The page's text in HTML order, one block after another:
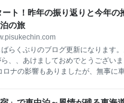
エクセルを使用した整理方法 リンク
どこ？ まとめ リンク切れ放置がダ
れがダメな理由は大きく３つあ
チャンネル作成しているので、タ
登録時のユーザー名のまま 連絡先メ
いるメールになっている 「チャンネ
と切り離したいなぁ」 と思いながら
ブランドアカウントなるものがあり
ルも別の専用のものを使えるみたい
たいと思います。 本アカウントに
ト！昨年の振り返りと今年の
の旅
らくぶりのブログ更新になります。
、、あけましておめでとうございま
ロナの影響もありましたが、無事に